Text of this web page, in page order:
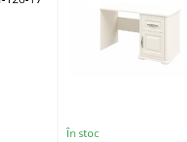
În stoc